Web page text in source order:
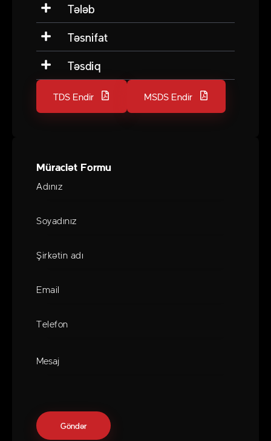
Tələb
Təsnifat
Təsdiq
TDS Endir MSDS Endir
Müraciət Formu